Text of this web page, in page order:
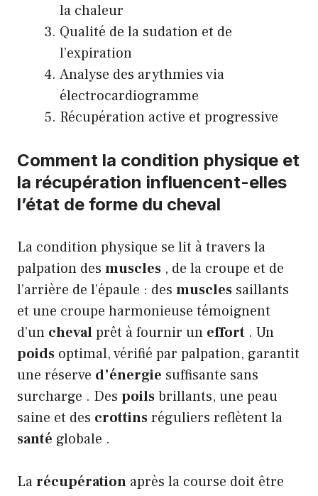
la chaleur
Qualité de la sudation et de
l’expiration
Analyse des arythmies via
électrocardiogramme
Récupération active et progressive
Comment la condition physique et
la récupération influencent-elles
l’état de forme du cheval
La condition physique se lit à travers la
palpation des muscles , de la croupe et de
l’arrière de l’épaule : des muscles saillants
et une croupe harmonieuse témoignent
d’un chevalprêt à fournir un effort . Un
poids optimal, vérifié par palpation, garantit
une réserve d’énergie suffisante sans
surcharge . Des poilsbrillants, une peau
saine et des crottinsréguliers reflètent la
santé globale .
Larécupération après la course doit être